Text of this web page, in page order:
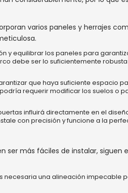
varios paneles y herrajes
y equilibrar los paneles para
debe ser lo suficientemente
que haya suficiente espacio
requerir modificar los suelos o
influirá directamente en el
con precisión y funcione a la
ser más fáciles de instalar, siguen
necesaria una alineación impecable